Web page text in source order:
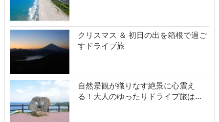
クリスマス ＆ 初日の出を箱根で過ご
すドライブ旅
自然景観が織りなす絶景に心震え
る！大人のゆったりドライブ旅は…